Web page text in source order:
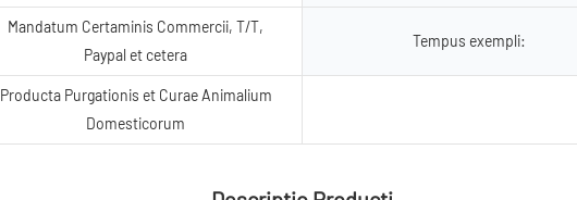
Mandatum Certaminis Commercii, T/T,
Paypal et cetera
Tempus exempli:
Producta Purgationis et Curae Animalium
Domesticorum